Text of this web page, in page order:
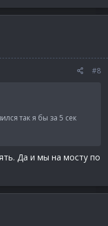
#8
так я бы за 5 сек
Да и мы на мосту по